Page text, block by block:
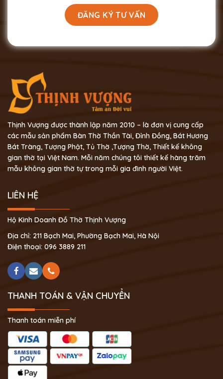
Thịnh Vượng được thành lập năm 2010 – là đơn vị cung cấp
các mẫu sản phẩm Bàn Thờ Thần Tài, Đỉnh Đồng, Bát Hương
Bát Tràng, Tượng Phật, Tủ Thờ ,Tượng Thờ, Thiết kế không
gian thờ tại Việt Nam. Mỗi năm chúng tôi thiết kế hàng trăm
mẫu không gian thờ tự trong mỗi gia đình người Việt.
LIÊN HỆ
Hộ Kinh Doanh Đồ Thờ Thịnh Vượng
Địa chỉ: 211 Bạch Mai, Phường Bạch Mai, Hà Nội
Điện thoại: 096 3889 211
THANH TOÁN & VẬN CHUYỂN
Thanh toán miễn phí